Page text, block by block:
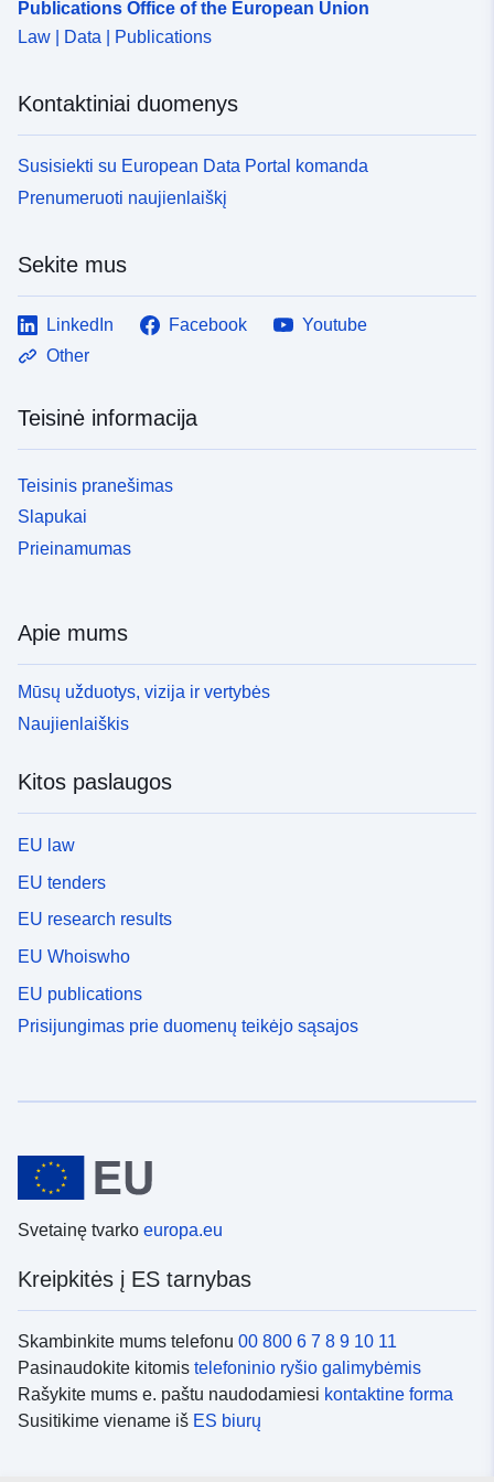
Publications Office of the European Union
Law | Data | Publications
Kontaktiniai duomenys
Susisiekti su European Data Portal komanda
Prenumeruoti naujienlaiškį
Sekite mus
LinkedIn Facebook
Youtube
Other
Teisinė informacija
Teisinis pranešimas
Slapukai
Prieinamumas
Apie mums
Mūsų užduotys, vizija ir vertybės
Naujienlaiškis
Kitos paslaugos
EU law
EU tenders
EU research results
EU Whoiswho
EU publications
Prisijungimas prie duomenų teikėjo sąsajos
Svetainę tvarko europa.eu
Kreipkitės į ES tarnybas
Skambinkite mums telefonu 00 800 6 7 8 9 10 11
Pasinaudokite kitomis telefoninio ryšio galimybėmis
Rašykite mums e. paštu naudodamiesi kontaktine forma
Susitikime viename iš ES biurų